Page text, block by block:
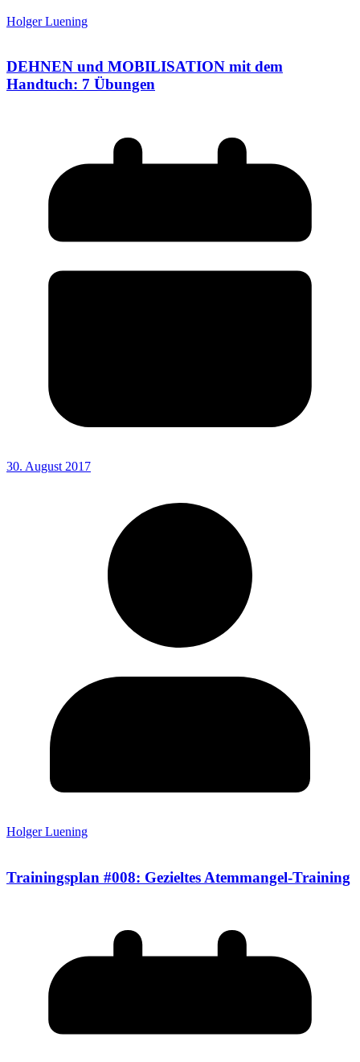
Holger Luening
DEHNEN und MOBILISATION mit dem
Handtuch: 7 Übungen
30. August 2017
Holger Luening
Trainingsplan #008: Gezieltes Atemmangel-Training